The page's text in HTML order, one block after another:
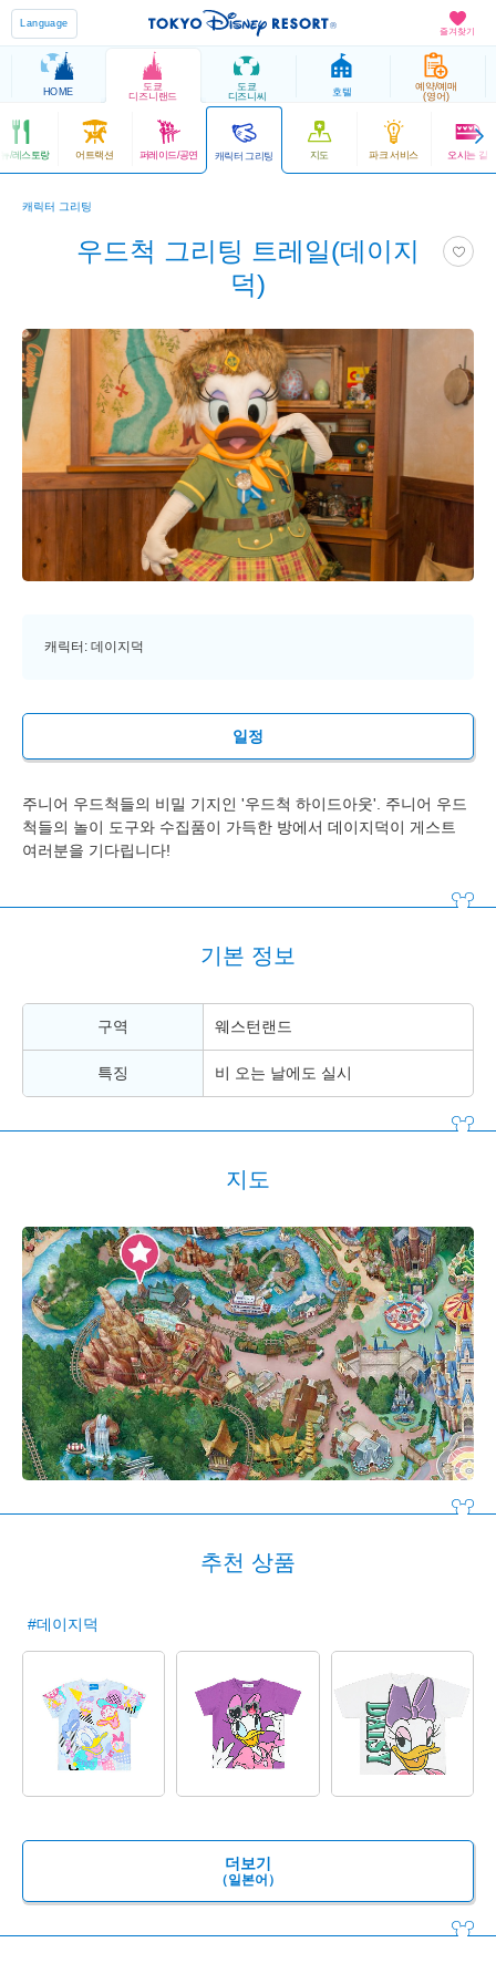
즐겨찾기
Language
HOME
도쿄
디즈니랜드
도쿄
디즈니씨
호텔
예약/예매
(영어)
/레스토랑 어트랙션 퍼레이드/공연 캐릭터 그리팅 지도 파크 서비스 오시는 길
캐릭터 그리팅
우드척 그리팅 트레일(데이지
덕)
캐릭터: 데이지덕
일정
주니어 우드척들의 비밀 기지인 '우드척 하이드아웃'. 주니어 우드
척들의 놀이 도구와 수집품이 가득한 방에서 데이지덕이 게스트
여러분을 기다립니다!
기본 정보
구역 웨스턴랜드
특징 비 오는 날에도 실시
지도
추천 상품
#데이지덕
더보기
（일본어）